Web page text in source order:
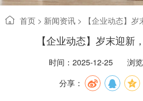
首页 > 新闻资讯 > 【企业动态】
【企业动态】岁末迎新
时间：2025-12-25
浏
分享：